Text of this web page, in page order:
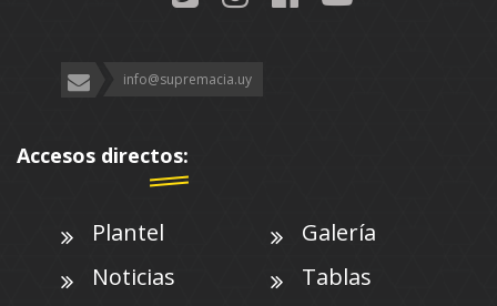
info@supremacia.uy
Accesos directos:
Plantel
Galería
Noticias
Tablas